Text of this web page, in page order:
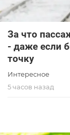
За что
- даже если
точку
Интересное
5 часов назад